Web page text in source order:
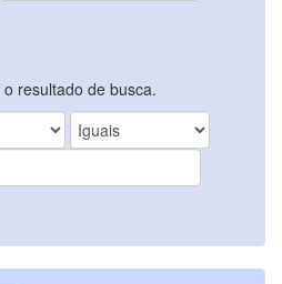
resultado de busca.